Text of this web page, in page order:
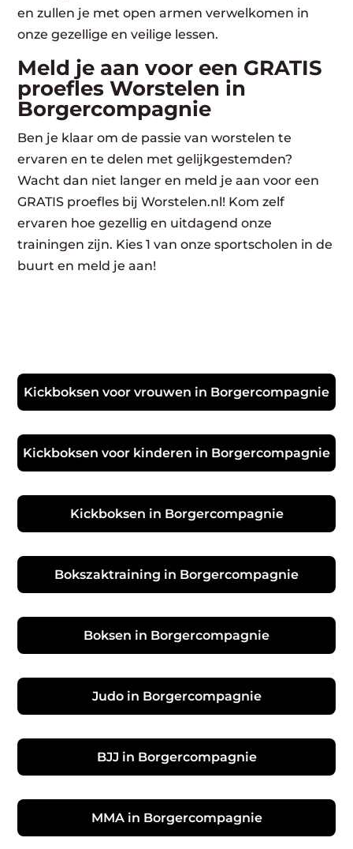
en zullen je met open armen verwelkomen in
onze gezellige en veilige lessen.
Meld je aan voor een GRATIS
proefles Worstelen in
Borgercompagnie
Ben je klaar om de passie van worstelen te
ervaren en te delen met gelijkgestemden?
Wacht dan niet langer en meld je aan voor een
GRATIS proefles bij Worstelen.nl! Kom zelf
ervaren hoe gezellig en uitdagend onze
trainingen zijn. Kies 1 van onze sportscholen in de
buurt en meld je aan!
Kickboksen voor vrouwen in Borgercompagnie
Kickboksen voor kinderen in Borgercompagnie
Kickboksen in Borgercompagnie
Bokszaktraining in Borgercompagnie
Boksen in Borgercompagnie
Judo in Borgercompagnie
BJJ in Borgercompagnie
MMA in Borgercompagnie